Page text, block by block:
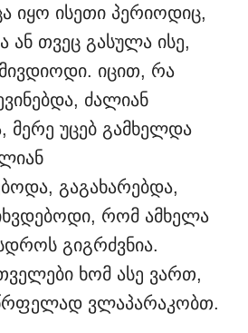
იყო ისეთი პერიოდიც,
ან თვეც გასულა ისე,
იცით, რა
ძალიან
მერე უცებ გამხელდა
გაგახარებდა,
რომ ამხელა
გიგრძვნია.
ხომ ასე ვართ,
ვლაპარაკობთ.